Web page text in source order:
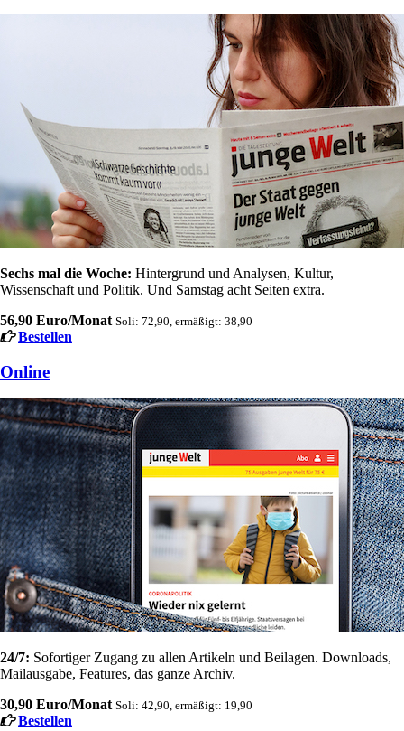
Sechs mal die Woche: Hintergrund und Analysen, Kultur,
Wissenschaft und Politik. Und Samstag acht Seiten extra.
56,90 Euro/Monat Soli: 72,90, ermäßigt: 38,90
Bestellen
Online
24/7: Sofortiger Zugang zu allen Artikeln und Beilagen. Downloads,
Mailausgabe, Features, das ganze Archiv.
30,90 Euro/Monat Soli: 42,90, ermäßigt: 19,90
Bestellen